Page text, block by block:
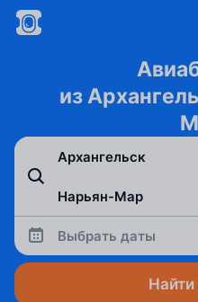
из
Выбрать даты